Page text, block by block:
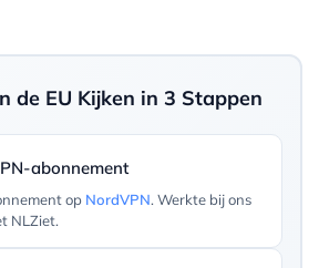
de EU Kijken in 3 Stappen
abonnement
op NordVPN. Werkte bij ons
NLZiet.